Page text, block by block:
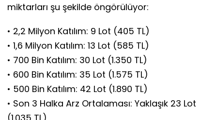
miktarları şu şekilde öngörülüyor:
• 2,2 Milyon Katılım: 9 Lot (405 TL)
• 1,6 Milyon Katılım: 13 Lot (585 TL)
• 700 Bin Katılım: 30 Lot (1.350 TL)
• 600 Bin Katılım: 35 Lot (1.575 TL)
• 500 Bin Katılım: 42 Lot (1.890 TL)
• Son 3 Halka Arz Ortalaması: Yaklaşık 23 Lot